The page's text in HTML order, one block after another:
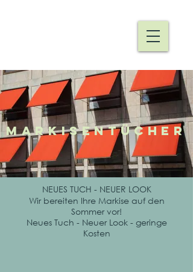
MARKISENTÜCHER
NEUES TUCH - NEUER LOOK
Wir bereiten Ihre Markise auf den
Sommer vor!
Neues Tuch - Neuer Look - geringe
Kosten